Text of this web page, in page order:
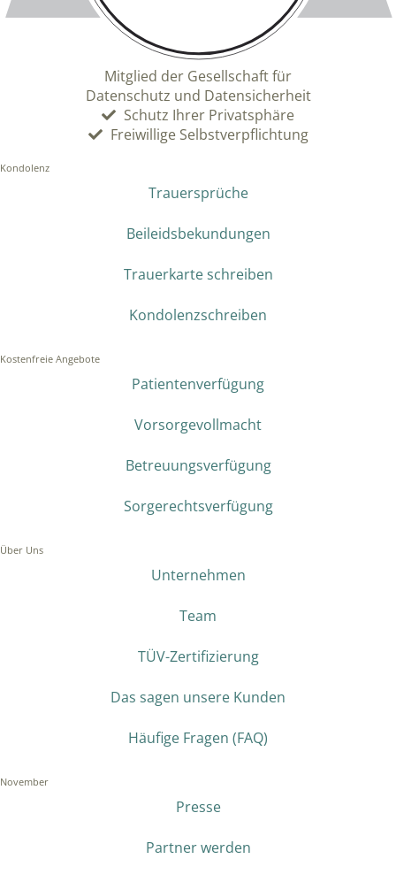
Mitglied der Gesellschaft für
Datenschutz und Datensicherheit
Schutz Ihrer Privatsphäre
Freiwillige Selbstverpflichtung
Kondolenz
Trauersprüche
Beileidsbekundungen
Trauerkarte schreiben
Kondolenzschreiben
Kostenfreie Angebote
Patientenverfügung
Vorsorgevollmacht
Betreuungsverfügung
Sorgerechtsverfügung
Über Uns
Unternehmen
Team
TÜV-Zertifizierung
Das sagen unsere Kunden
Häufige Fragen (FAQ)
November
Presse
Partner werden